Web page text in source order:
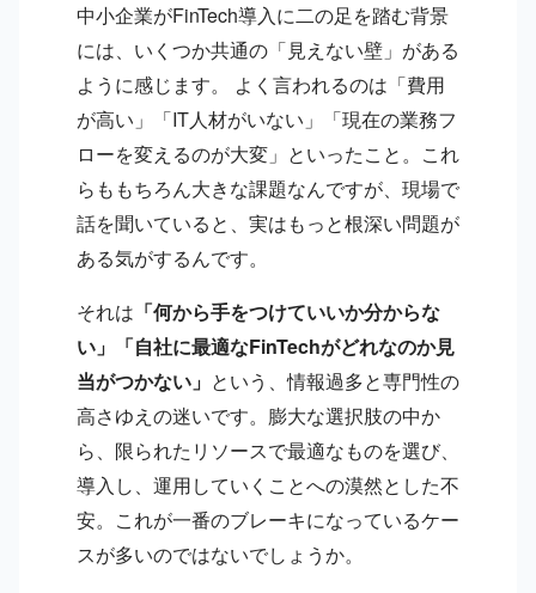
中小企業がFinTech導入に二の足を踏む背景
には、いくつか共通の「見えない壁」がある
ように感じます。 よく言われるのは「費用
が高い」「IT人材がいない」「現在の業務フ
ローを変えるのが大変」といったこと。これ
らももちろん大きな課題なんですが、現場で
話を聞いていると、実はもっと根深い問題が
ある気がするんです。
それは 「何から手をつけていいか分からな
い」「自社に最適なFinTechがどれなのか見
当がつかない」 という、情報過多と専門性の
高さゆえの迷いです。膨大な選択肢の中か
ら、限られたリソースで最適なものを選び、
導入し、運用していくことへの漠然とした不
安。これが一番のブレーキになっているケー
スが多いのではないでしょうか。